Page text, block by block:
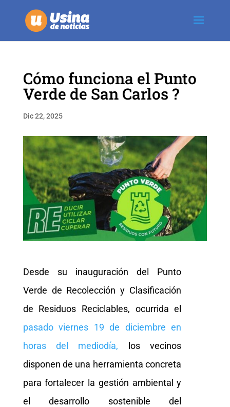
Cómo funciona el Punto
Verde de San Carlos ?
Dic 22, 2025
Desde su inauguración del Punto
Verde de Recolección y Clasificación
de Residuos Reciclables, ocurrida el
pasado viernes 19 de diciembre en
horas del mediodía, los vecinos
disponen de una herramienta concreta
para fortalecer la gestión ambiental y
el desarrollo sostenible del